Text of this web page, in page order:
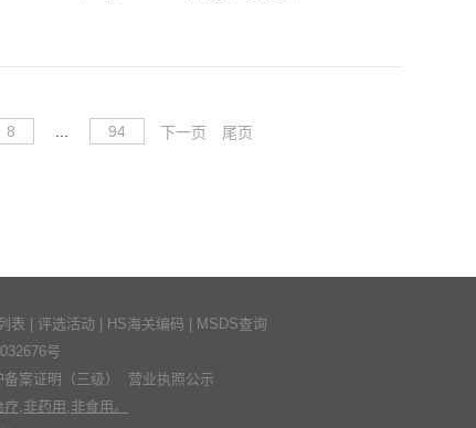
8 94 下一页 尾页
表 评选活动 HS海关编码
MSDS查询
号
案证明（三级）
营业执照公示
,非药用,非食用。